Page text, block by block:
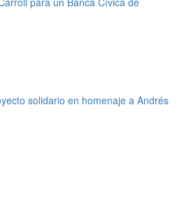
solidario en homenaje a Andrés